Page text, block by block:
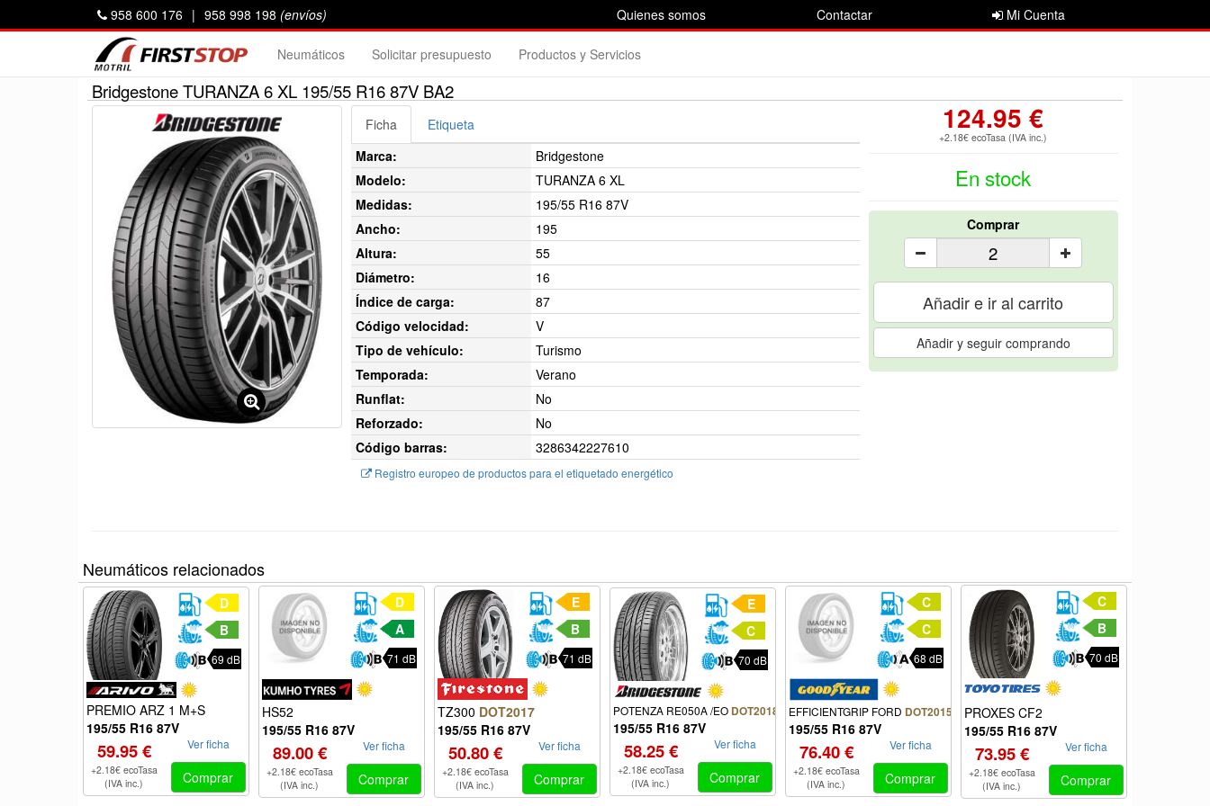
Quienes somos Contactar Mi Cuenta
958 600 176 | 958 998 198 (envíos)
Neumáticos Solicitar presupuesto Productos y Servicios
Bridgestone TURANZA 6 XL 195/55 R16 87V BA2
124.95 €
+2.18€ ecoTasa (IVA inc.)
En stock
Comprar
Añadir e ir al carrito
Añadir y seguir comprando
Ficha
Etiqueta
Marca:
Bridgestone
Modelo:
TURANZA 6 XL
Medidas:
195/55 R16 87V
Ancho:
195
Altura:
55
Diámetro:
16
Índice de carga:
87
Código velocidad:
V
Tipo de vehículo:
Turismo
Temporada:
Verano
Runflat:
No
Reforzado:
No
Código barras:
3286342227610
Registro europeo de productos para el etiquetado energético
Neumáticos relacionados
D
B
69 dB
PREMIO ARZ 1 M+S
195/55 R16 87V
59.95 €
+2.18€ ecoTasa
(IVA inc.)
Ver ficha
Comprar
D
A
71 dB
HS52
195/55 R16 87V
89.00 €
+2.18€ ecoTasa
(IVA inc.)
Ver ficha
Comprar
E
B
71 dB
TZ300 DOT2017
195/55 R16 87V
50.80 €
+2.18€ ecoTasa
(IVA inc.)
Ver ficha
Comprar
E
C
70 dB
POTENZA RE050A /EO DOT2018
195/55 R16 87V
58.25 €
+2.18€ ecoTasa
(IVA inc.)
Ver ficha
Comprar
C
C
68 dB
EFFICIENTGRIP FORD DOT2015
195/55 R16 87V
76.40 €
+2.18€ ecoTasa
(IVA inc.)
Ver ficha
Comprar
C
B
70 dB
PROXES CF2
195/55 R16 87V
73.95 €
+2.18€ ecoTasa
(IVA inc.)
Ver ficha
Comprar